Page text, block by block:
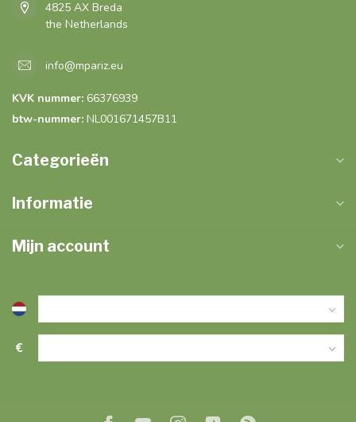
4825 AX Breda
the Netherlands
info@mpariz.eu
KVK nummer: 66376939
btw-nummer: NL001671457B11
Categorieën
Informatie
Mijn account
€